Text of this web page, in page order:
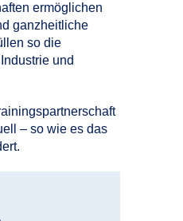
ermöglichen
ganzheitliche
so die
und
– so wie es das